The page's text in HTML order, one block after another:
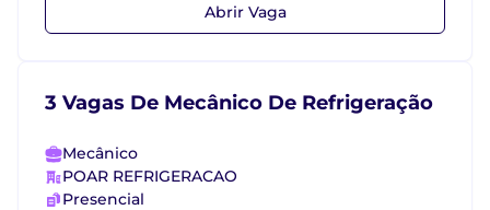
Abrir Vaga
3 Vagas De Mecânico De Refrigeração
Mecânico
POAR REFRIGERACAO
Presencial